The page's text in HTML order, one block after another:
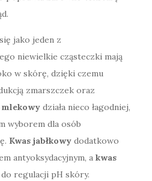
jako jeden z
niewielkie cząsteczki mają
w skórę, dzięki czemu
zmarszczek oraz
mlekowy działa nieco łagodniej,
wyborem dla osób
Kwas jabłkowy dodatkowo
antyoksydacyjnym, a kwas
regulacji pH skóry.